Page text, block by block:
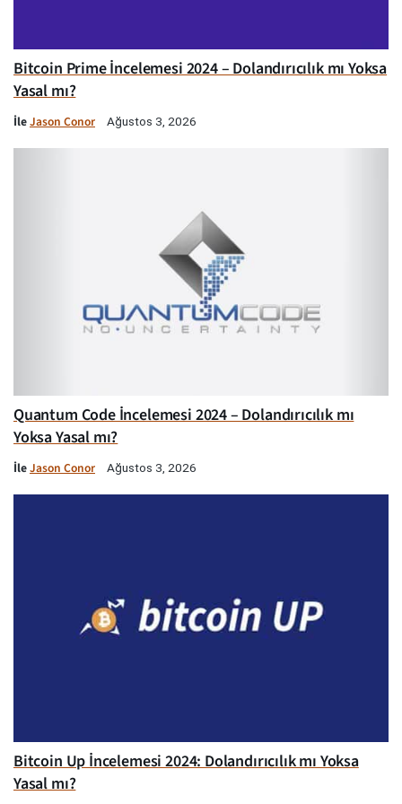
Bitcoin Prime İncelemesi 2024 – Dolandırıcılık mı Yoksa
Yasal mı?
İleJason Conor Ağustos 3, 2026
Quantum Code İncelemesi 2024 – Dolandırıcılık mı
Yoksa Yasal mı?
İleJason Conor Ağustos 3, 2026
Bitcoin Up İncelemesi 2024: Dolandırıcılık mı Yoksa
Yasal mı?